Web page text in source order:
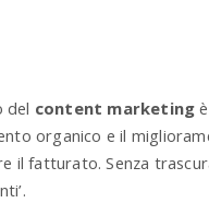
del content marketing
organico e il
il fatturato. Senza